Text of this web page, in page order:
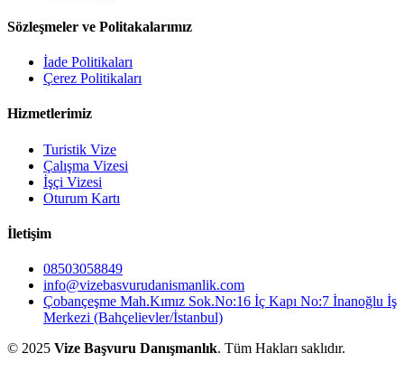
Sözleşmeler ve Politakalarımız
İade Politikaları
Çerez Politikaları
Hizmetlerimiz
Turistik Vize
Çalışma Vizesi
İşçi Vizesi
Oturum Kartı
İletişim
08503058849
info@vizebasvurudanismanlik.com
Çobançeşme Mah.Kımız Sok.No:16 İç Kapı No:7 İnanoğlu İş
Merkezi (Bahçelievler/İstanbul)
© 2025 Vize Başvuru Danışmanlık. Tüm Hakları saklıdır.